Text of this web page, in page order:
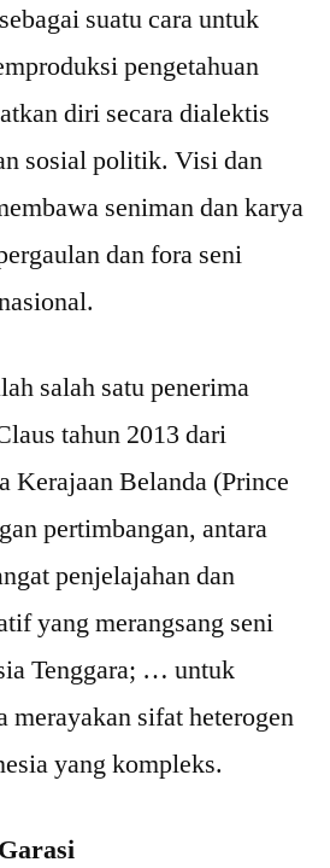
suatu cara untuk
pengetahuan
diri secara dialektis
sosial politik. Visi dan
seniman dan karya
dan fora seni
salah satu penerima
tahun 2013 dari
Kerajaan Belanda (Prince
pertimbangan, antara
penjelajahan dan
yang merangsang seni
Tenggara; … untuk
merayakan sifat heterogen
yang kompleks.